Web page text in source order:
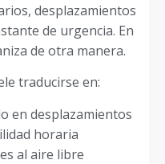
desplazamientos
de urgencia. En
de otra manera.
traducirse en:
en desplazamientos
horaria
al aire libre